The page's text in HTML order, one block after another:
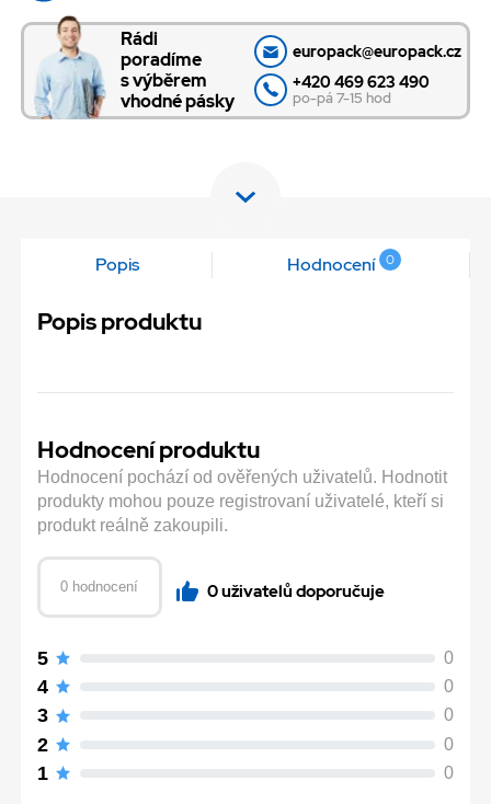
Rádi
poradíme
s výběrem
vhodné pásky
europack@europack.cz
+420 469 623 490
po-pá 7-15 hod
Popis Hodnocení 0
Popis produktu
Hodnocení produktu
Hodnocení pochází od ověřených uživatelů. Hodnotit
produkty mohou pouze registrovaní uživatelé, kteří si
produkt reálně zakoupili.
0 hodnocení 0 uživatelů doporučuje
5 0
4 0
3 0
2 0
1 0